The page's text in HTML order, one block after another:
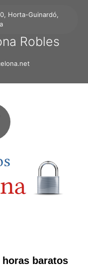
Horta-Guinardó,
Robles
baratos